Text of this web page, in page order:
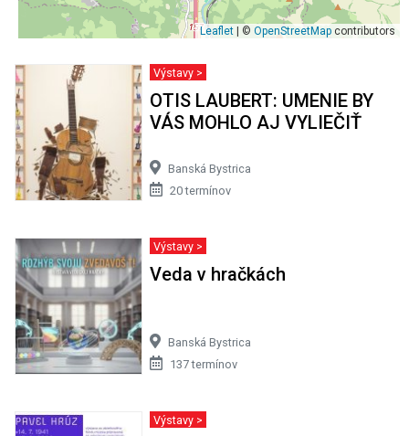
Leaflet | © OpenStreetMap contributors
Výstavy >
OTIS LAUBERT: UMENIE BY
VÁS MOHLO AJ VYLIEČIŤ
Banská Bystrica
20 termínov
Výstavy >
Veda v hračkách
Banská Bystrica
137 termínov
Výstavy >